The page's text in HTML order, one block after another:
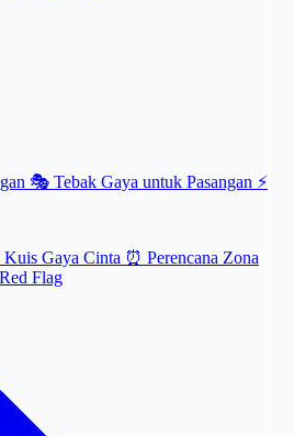
🎭 Tebak Gaya untuk Pasangan ⚡
Kuis Gaya Cinta ⏰ Perencana Zona
Flag